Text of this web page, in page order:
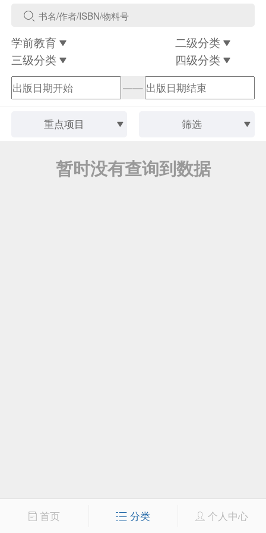
学前教育
二级分类
三级分类
四级分类
——
重点项目 筛选
暂时没有查询到数据
首页 分类 个人中心